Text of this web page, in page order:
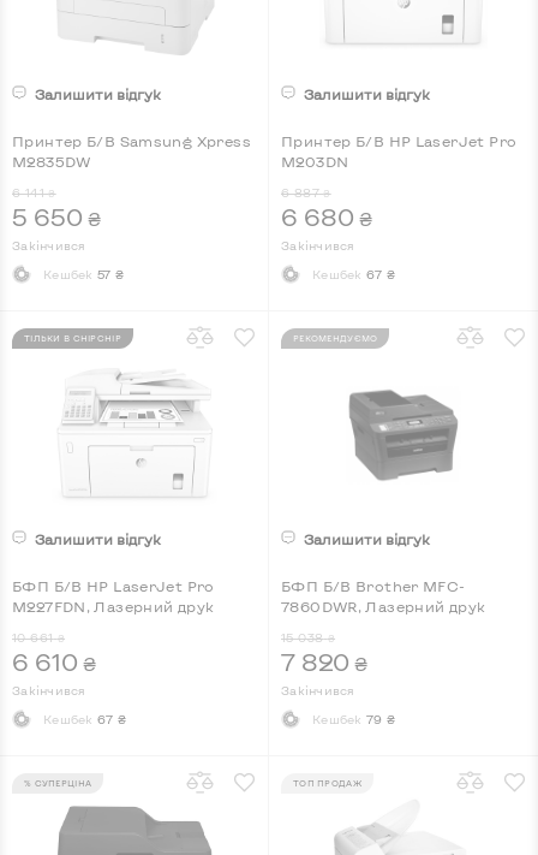
Залишити відгук
Принтер Б/В Samsung Xpress
M2835DW
6 141 ₴
5 650 ₴
Закінчився
Кешбек 57 ₴
Залишити відгук
Принтер Б/В HP LaserJet Pro
M203DN
6 887 ₴
6 680 ₴
Закінчився
Кешбек 67 ₴
ТІЛЬКИ В CHIPCHIP
Залишити відгук
БФП Б/В HP LaserJet Pro
M227FDN, Лазерний друк
10 661 ₴
6 610 ₴
Закінчився
Кешбек 67 ₴
РЕКОМЕНДУЄМО
Залишити відгук
БФП Б/В Brother MFC-
7860DWR, Лазерний друк
15 038 ₴
7 820 ₴
Закінчився
Кешбек 79 ₴
% СУПЕРЦІНА ТОП ПРОДАЖ